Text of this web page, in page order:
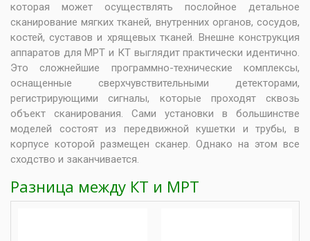
которая может осуществлять послойное детальное
сканирование мягких тканей, внутренних органов, сосудов,
костей, суставов и хрящевых тканей. Внешне конструкция
аппаратов для МРТ и КТ выглядит практически идентично.
Это сложнейшие программно-технические комплексы,
оснащенные сверхчувствительными детекторами,
регистрирующими сигналы, которые проходят сквозь
объект сканирования. Сами установки в большинстве
моделей состоят из передвижной кушетки и трубы, в
корпусе которой размещен сканер. Однако на этом все
сходство и заканчивается.
Разница между КТ и МРТ